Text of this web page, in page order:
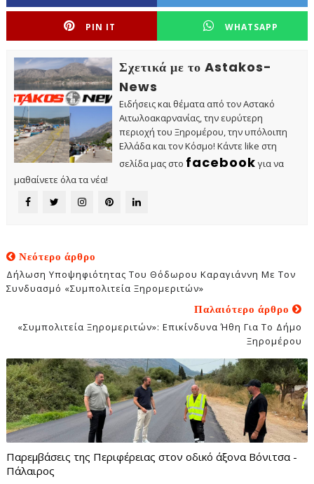
PIN IT WHATSAPP
Σχετικά με το Astakos-
News
Ειδήσεις και θέματα από τον Αστακό
Αιτωλοακαρνανίας, την ευρύτερη
περιοχή του Ξηρομέρου, την υπόλοιπη
Ελλάδα και τον Κόσμο! Κάντε like στη
σελίδα μας στο facebook για να
μαθαίνετε όλα τα νέα!
Νεότερο άρθρο
Δήλωση Υποψηφιότητας Του Θόδωρου Καραγιάννη Με Τον
Συνδυασμό «Συμπολιτεία Ξηρομεριτών»
Παλαιότερο άρθρο
«Συμπολιτεία Ξηρομεριτών»: Επικίνδυνα Ήθη Για Το Δήμο
Ξηρομέρου
Παρεμβάσεις της Περιφέρειας στον οδικό άξονα Βόνιτσα -
Πάλαιρος